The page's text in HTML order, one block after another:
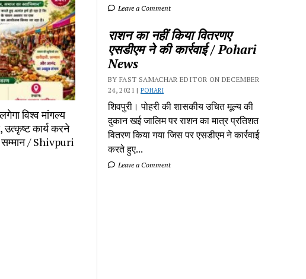
विश्व मांगल्य
उत्कृष्ट कार्य करने
सम्मान / Shivpuri
Leave a Comment
राशन का नहीं किया वितरणए
एसडीएम ने की कार्रवाई / Pohari
News
BY FAST SAMACHAR EDITOR ON DECEMBER
24, 2021 | POHARI
शिवपुरी। पोहरी की शासकीय उचित मूल्य की
दुकान खई जालिम पर राशन का मात्र प्रतिशत
वितरण किया गया जिस पर एसडीएम ने कार्रवाई
करते हुए...
Leave a Comment